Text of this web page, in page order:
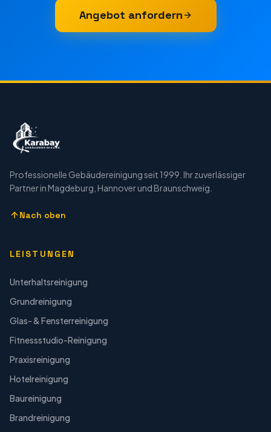
Angebot anfordern
Professionelle Gebäudereinigung seit 1999. Ihr zuverlässiger
Partner in Magdeburg, Hannover und Braunschweig.
Nach oben
LEISTUNGEN
Unterhaltsreinigung
Grundreinigung
Glas- & Fensterreinigung
Fitnessstudio-Reinigung
Praxisreinigung
Hotelreinigung
Baureinigung
Brandreinigung